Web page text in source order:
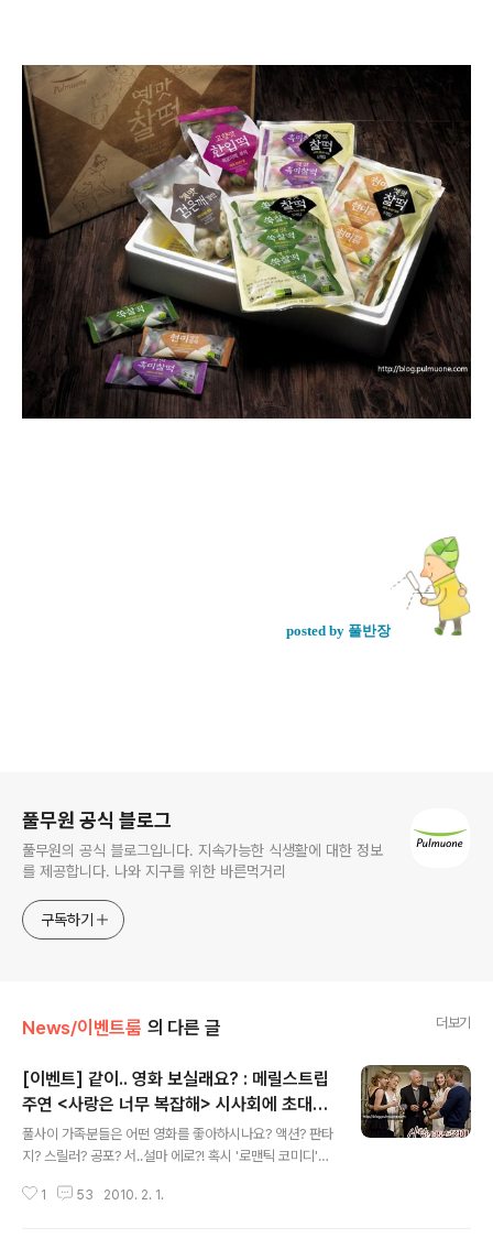
posted by 풀반장
풀무원 공식 블로그
풀무원의 공식 블로그입니다. 지속가능한 식생활에 대한 정보
를 제공합니다. 나와 지구를 위한 바른먹거리
구독하기
News/이벤트룸 의 다른 글 더보기
[이벤트] 같이.. 영화 보실래요? : 메릴스트립
주연 <사랑은 너무 복잡해> 시사회에 초대합
니다!
풀사이 가족분들은 어떤 영화를 좋아하시나요? 액션? 판타
지? 스릴러? 공포? 서..설마 에로?! 혹시 '로맨틱 코미디'는
콤한 러브라인까지! 이루어질듯 안될듯 애태우지만 결국은
1 53 2010. 2. 1.